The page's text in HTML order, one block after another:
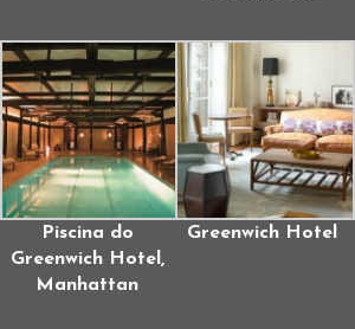
Piscina do
Greenwich Hotel,
Manhattan
Greenwich Hotel